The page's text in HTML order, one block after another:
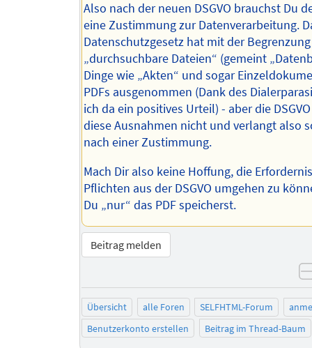
Also nach der neuen DSGVO brauchst Du
eine Zustimmung zur Datenverarbeitung.
Datenschutzgesetz hat mit der
„durchsuchbare Dateien“ (gemeint
Dinge wie „Akten“ und sogar
PDFs ausgenommen (Dank des
ich da ein positives Urteil) - aber die
diese Ausnahmen nicht und verlangt also
nach einer Zustimmung.
Mach Dir also keine Hoffung, die
Pflichten aus der DSGVO umgehen zu
Du „nur“ das PDF speicherst.
Beitrag melden
Übersicht alle Foren SELFHTML-Forum
Benutzerkonto erstellen
Beitrag im Thread-Baum